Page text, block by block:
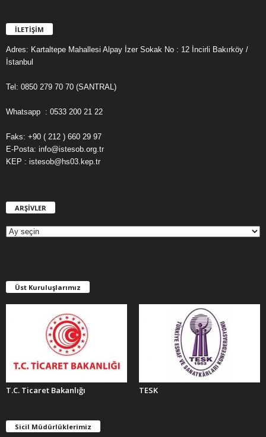
İLETİŞİM
Adres: Kartaltepe Mahallesi Alpay İzer Sokak No : 12 İncirli Bakırköy /
İstanbul
Tel: 0850 279 70 70 (SANTRAL)
Whatsapp : 0533 200 21 22
Faks: +90 ( 212 ) 660 29 97
E-Posta: info@istesob.org.tr
KEP : istesob@hs03.kep.tr
ARŞİVLER
E
R
Üst Kuruluşlarımız
T.C. Ticaret Bakanlığı TESK
Sicil Müdürlüklerimiz